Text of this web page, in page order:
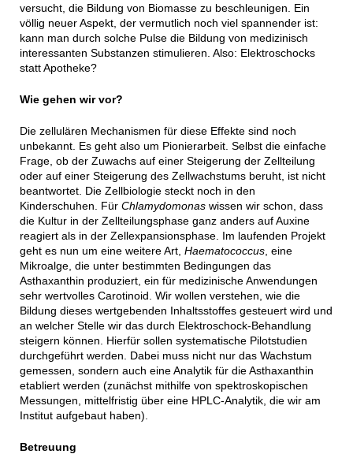
versucht, die Bildung von Biomasse zu beschleunigen. Ein
völlig neuer Aspekt, der vermutlich noch viel spannender ist:
kann man durch solche Pulse die Bildung von medizinisch
interessanten Substanzen stimulieren. Also: Elektroschocks
statt Apotheke?
Wie gehen wir vor?
Die zellulären Mechanismen für diese Effekte sind noch
unbekannt. Es geht also um Pionierarbeit. Selbst die einfache
Frage, ob der Zuwachs auf einer Steigerung der Zellteilung
oder auf einer Steigerung des Zellwachstums beruht, ist nicht
beantwortet. Die Zellbiologie steckt noch in den
Kinderschuhen. Für Chlamydomonaswissen wir schon, dass
die Kultur in der Zellteilungsphase ganz anders auf Auxine
reagiert als in der Zellexpansionsphase. Im laufenden Projekt
geht es nun um eine weitere Art, Haematococcus, eine
Mikroalge, die unter bestimmten Bedingungen das
Asthaxanthin produziert, ein für medizinische Anwendungen
sehr wertvolles Carotinoid. Wir wollen verstehen, wie die
Bildung dieses wertgebenden Inhaltsstoffes gesteuert wird und
an welcher Stelle wir das durch Elektroschock-Behandlung
steigern können. Hierfür sollen systematische Pilotstudien
durchgeführt werden. Dabei muss nicht nur das Wachstum
gemessen, sondern auch eine Analytik für die Asthaxanthin
etabliert werden (zunächst mithilfe von spektroskopischen
Messungen, mittelfristig über eine HPLC-Analytik, die wir am
Institut aufgebaut haben).
Betreuung